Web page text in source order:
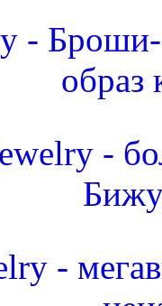
-
образ
-
-